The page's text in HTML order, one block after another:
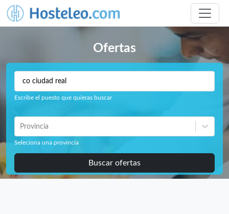
Ofertas
Escribe el puesto que quieras buscar
Provincia
Seleciona una provincia
Buscar ofertas